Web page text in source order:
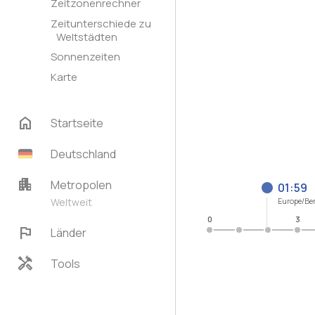
Zeitzonenrechner
Zeitunterschiede zu
Weltstädten
Sonnenzeiten
Karte
home
Startseite
Deutschland
apartment Metropolen
Weltweit
flag Länder
handyman Tools
01:59
Europe/
0 3